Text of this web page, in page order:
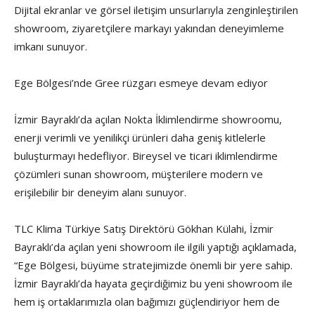
Dijital ekranlar ve görsel iletişim unsurlarıyla zenginleştirilen
showroom, ziyaretçilere markayı yakından deneyimleme
imkanı sunuyor.
Ege Bölgesi’nde Gree rüzgarı esmeye devam ediyor
İzmir Bayraklı’da açılan Nokta İklimlendirme showroomu,
enerji verimli ve yenilikçi ürünleri daha geniş kitlelerle
buluşturmayı hedefliyor. Bireysel ve ticari iklimlendirme
çözümleri sunan showroom, müşterilere modern ve
erişilebilir bir deneyim alanı sunuyor.
TLC Klima Türkiye Satış Direktörü Gökhan Külahi, İzmir
Bayraklı’da açılan yeni showroom ile ilgili yaptığı açıklamada,
“Ege Bölgesi, büyüme stratejimizde önemli bir yere sahip.
İzmir Bayraklı’da hayata geçirdiğimiz bu yeni showroom ile
hem iş ortaklarımızla olan bağımızı güçlendiriyor hem de